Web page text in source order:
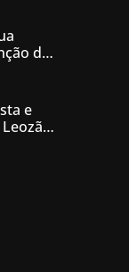
de
e
de